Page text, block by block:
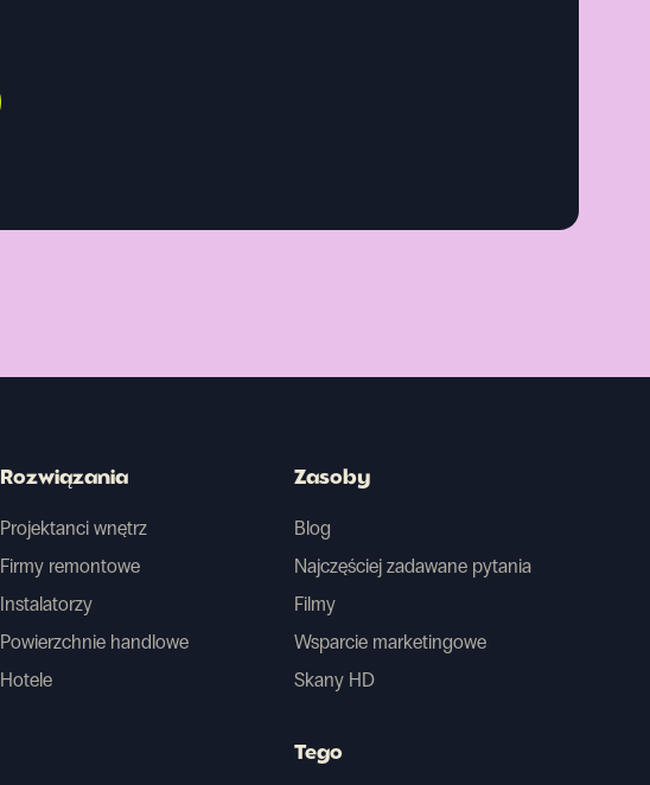
Rozwiązania
Projektanci wnętrz
Firmy remontowe
Instalatorzy
Powierzchnie handlowe
Hotele
Zasoby
Blog
Najczęściej zadawane pytania
Filmy
Wsparcie marketingowe
Skany HD
Tego